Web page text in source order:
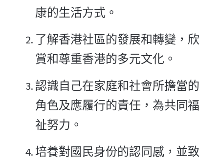
康的生活方式。
了解香港社區的發展和轉變，欣
賞和尊重香港的多元文化。
認識自己在家庭和社會所擔當的
角色及應履行的責任，為共同福
祉努力。
培養對國民身份的認同感，並致